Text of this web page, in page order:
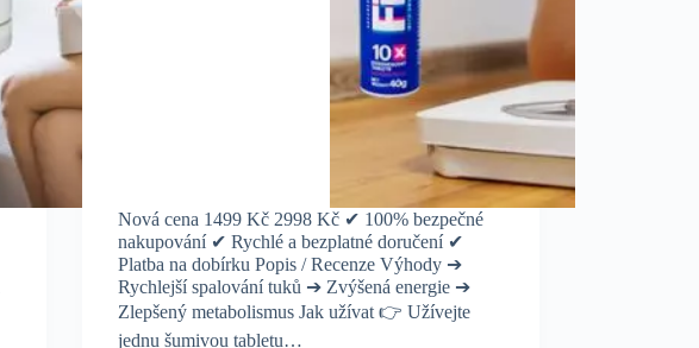
Nová cena 1499 Kč 2998 Kč ✔ 100% bezpečné
nakupování ✔ Rychlé a bezplatné doručení ✔
Platba na dobírku Popis / Recenze Výhody ➔
Rychlejší spalování tuků ➔ Zvýšená energie ➔
Zlepšený metabolismus Jak užívat 👉 Užívejte
jednu šumivou tabletu…